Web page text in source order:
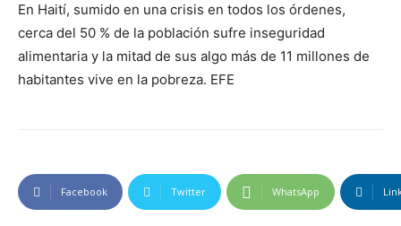
En Haití, sumido en una crisis en todos los órdenes,
cerca del 50 % de la población sufre inseguridad
alimentaria y la mitad de sus algo más de 11 millones de
habitantes vive en la pobreza. EFE
Facebook Twitter WhatsApp